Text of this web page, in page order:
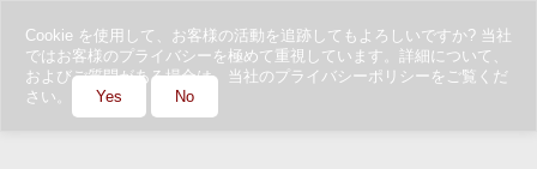
Cookie を使用して、お客様の活動を追跡してもよろしいですか? 当社
ではお客様のプライバシーを極めて重視しています。詳細について、
およびご質問がある場合は、当社のプライバシーポリシーをご覧くだ
さい。
Yes No